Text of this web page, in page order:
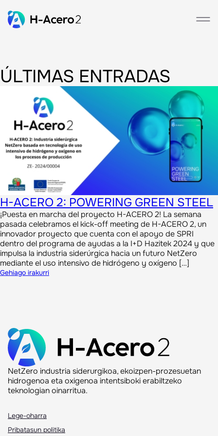
ÚLTIMAS ENTRADAS
H-ACERO 2: POWERING GREEN STEEL
¡Puesta en marcha del proyecto H-ACERO 2! La semana
pasada celebramos el kick-off meeting de H-ACERO 2, un
innovador proyecto que cuenta con el apoyo de SPRI
dentro del programa de ayudas a la I+D Hazitek 2024 y que
impulsa la industria siderúrgica hacia un futuro NetZero
mediante el uso intensivo de hidrógeno y oxígeno […]
Gehiago irakurri
NetZero industria siderurgikoa, ekoizpen-prozesuetan
hidrogenoa eta oxigenoa intentsiboki erabiltzeko
teknologian oinarritua.
Lege-oharra
Pribatasun politika